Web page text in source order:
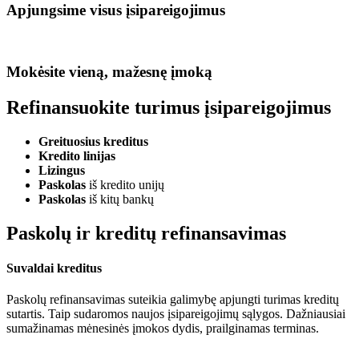
Apjungsime visus įsipareigojimus
Mokėsite vieną, mažesnę įmoką
Refinansuokite turimus įsipareigojimus
Greituosius kreditus
Kredito linijas
Lizingus
Paskolas iš kredito unijų
Paskolas iš kitų bankų
Paskolų ir kreditų refinansavimas
Suvaldai kreditus
Paskolų refinansavimas suteikia galimybę apjungti turimas kreditų
sutartis. Taip sudaromos naujos įsipareigojimų sąlygos. Dažniausiai
sumažinamas mėnesinės įmokos dydis, prailginamas terminas.